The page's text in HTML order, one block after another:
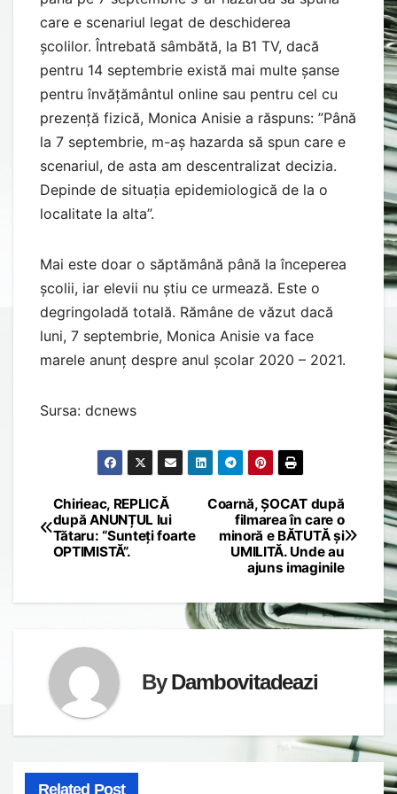
care e scenariul legat de deschiderea
școlilor. Întrebată sâmbătă, la B1 TV, dacă
pentru 14 septembrie există mai multe șanse
pentru învățământul online sau pentru cel cu
prezență fizică, Monica Anisie a răspuns: ”Până
la 7 septembrie, m-aș hazarda să spun care e
scenariul, de asta am descentralizat decizia.
Depinde de situația epidemiologică de la o
localitate la alta”.
Mai este doar o săptămână până la începerea
școlii, iar elevii nu știu ce urmează. Este o
degringoladă totală. Rămâne de văzut dacă
luni, 7 septembrie, Monica Anisie va face
marele anunț despre anul școlar 2020 – 2021.
Sursa: dcnews
Post
navigation
Coarnă, ȘOCAT după
filmarea în care o
minoră e BĂTUTĂ și
UMILITĂ. Unde au
ajuns imaginile
Chirieac, REPLICĂ
după ANUNȚUL lui
Tătaru: “Sunteți foarte
OPTIMISTĂ”.
ByDambovitadeazi
Related Post